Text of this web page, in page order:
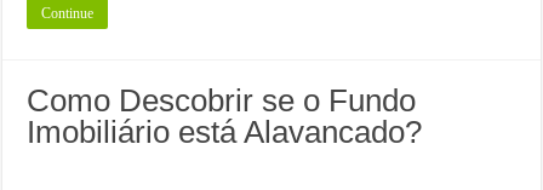
Continue
Como Descobrir se o Fundo
Imobiliário está Alavancado?